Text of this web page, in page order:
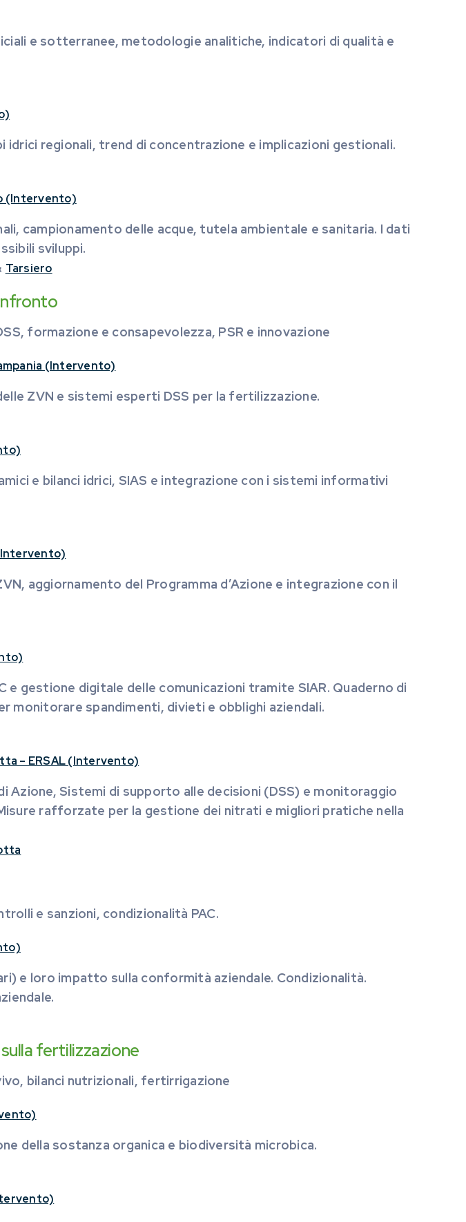
e sotterranee, metodologie analitiche, indicatori di qualità e
regionali, trend di concentrazione e implicazioni gestionali.
(Intervento)
campionamento delle acque, tutela ambientale e sanitaria. I dati
sviluppi.
Tarsiero
formazione e consapevolezza, PSR e innovazione
(Intervento)
ZVN e sistemi esperti DSS per la fertilizzazione.
e bilanci idrici, SIAS e integrazione con i sistemi informativi
aggiornamento del Programma d’Azione e integrazione con il
gestione digitale delle comunicazioni tramite SIAR. Quaderno di
monitorare spandimenti, divieti e obblighi aziendali.
– ERSAL (Intervento)
Azione, Sistemi di supporto alle decisioni (DSS) e monitoraggio
rafforzate per la gestione dei nitrati e migliori pratiche nella
e sanzioni, condizionalità PAC.
e loro impatto sulla conformità aziendale. Condizionalità.
fertilizzazione
bilanci nutrizionali, fertirrigazione
della sostanza organica e biodiversità microbica.